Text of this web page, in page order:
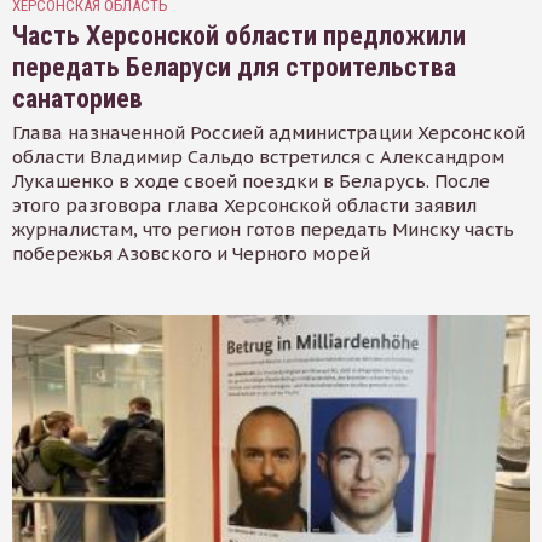
ХЕРСОНСКАЯ ОБЛАСТЬ
Часть Херсонской области предложили
передать Беларуси для строительства
санаториев
Глава назначенной Россией администрации Херсонской
области Владимир Сальдо встретился с Александром
Лукашенко в ходе своей поездки в Беларусь. После
этого разговора глава Херсонской области заявил
журналистам, что регион готов передать Минску часть
побережья Азовского и Черного морей